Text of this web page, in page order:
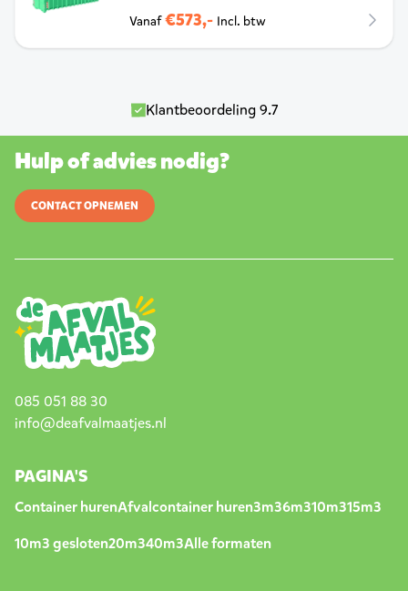
Vanaf €573,- Incl. btw
Klantbeoordeling 9.7
Hulp of advies nodig?
CONTACT OPNEMEN
085 051 88 30
info@deafvalmaatjes.nl
PAGINA'S
Container hurenAfvalcontainer huren3m36m310m315m3
10m3 gesloten20m340m3Alle formaten